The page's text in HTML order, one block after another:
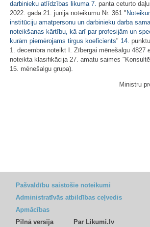
darbinieku atlīdzības likuma 7. panta ceturto
2022. gada 21. jūnija noteikumu Nr. 361 "
institūciju amatpersonu un darbinieku darba
noteikšanas kārtību, kā arī par profesijām un
kurām piemērojams tirgus koeficients" 14.
1. decembra noteikt I. Zībergai mēnešalgu 4827
noteikta klasifikācija 27. amatu saimes
15. mēnešalgu grupa).
Ministru
Pašvaldību saistošie noteikumi
Administratīvās atbildības ceļvedis
Apmācības
Pilnā versija
Par Likumi.lv